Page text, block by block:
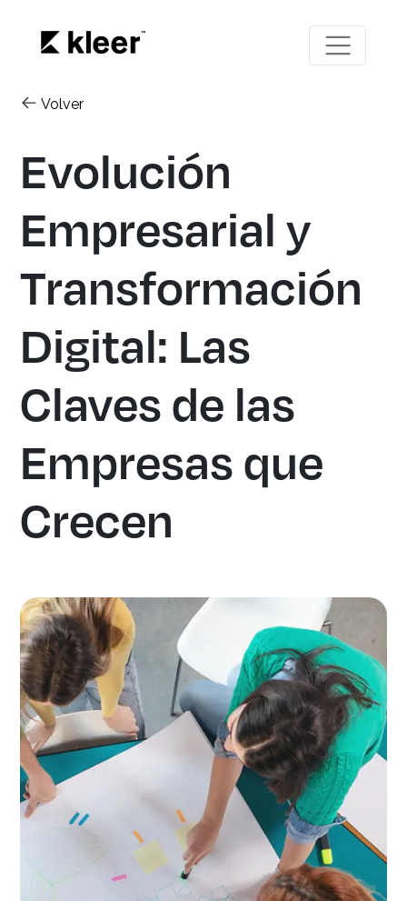
Volver
Evolución
Empresarial y
Transformación
Digital: Las
Claves de las
Empresas que
Crecen